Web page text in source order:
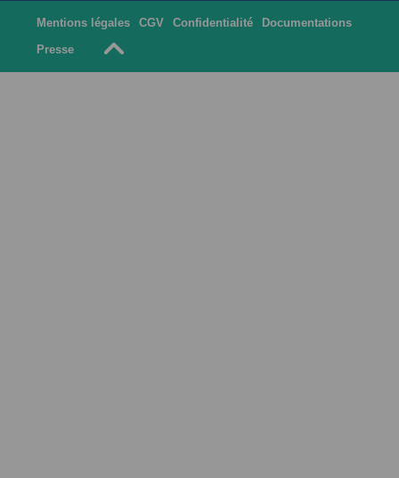
Mentions légales CGV Confidentialité
Documentations
Presse